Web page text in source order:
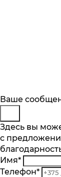
Описание
Отзывы
Основные
Реверс
да
Кол-во
Будьте
и
Подписаться
Заказ
Телефон*
Комментарий
Ваше
Здесь вы
с
Имя*
Телефон*